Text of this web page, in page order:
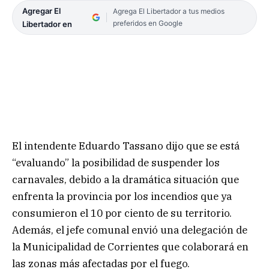
Agregar El
Libertador en
Agrega El Libertador a tus medios
preferidos en Google
El intendente Eduardo Tassano dijo que se está
“evaluando” la posibilidad de suspender los
carnavales, debido a la dramática situación que
enfrenta la provincia por los incendios que ya
consumieron el 10 por ciento de su territorio.
Además, el jefe comunal envió una delegación de
la Municipalidad de Corrientes que colaborará en
las zonas más afectadas por el fuego.